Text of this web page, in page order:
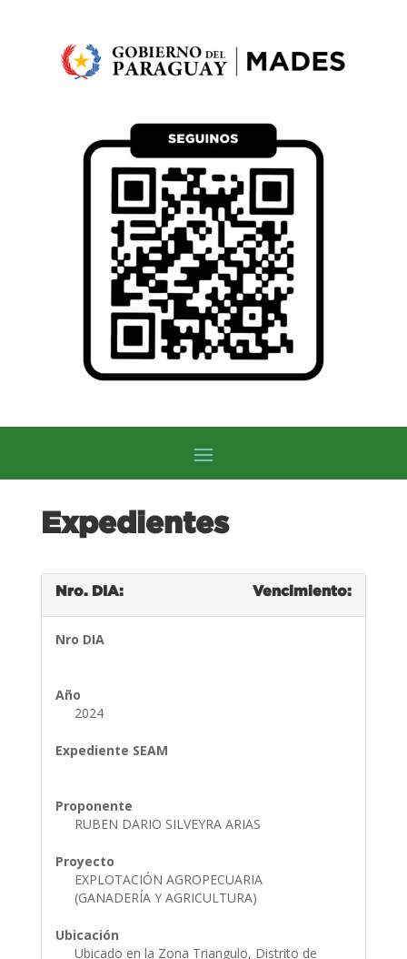
Expedientes
Nro. DIA: Vencimiento:
Nro DIA
Año
2024
Expediente SEAM
Proponente
RUBEN DARIO SILVEYRA ARIAS
Proyecto
EXPLOTACIÓN AGROPECUARIA
(GANADERÍA Y AGRICULTURA)
Ubicación
Ubicado en la Zona Triangulo, Distrito de